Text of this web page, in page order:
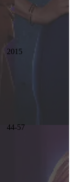
2015
44-57